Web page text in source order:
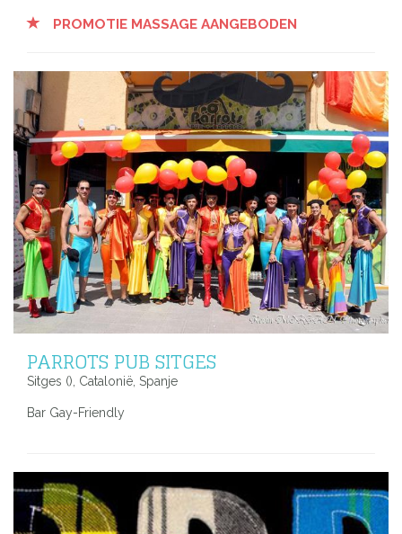
PROMOTIE MASSAGE AANGEBODEN
PARROTS PUB SITGES
Sitges (), Catalonië, Spanje
Bar Gay-Friendly